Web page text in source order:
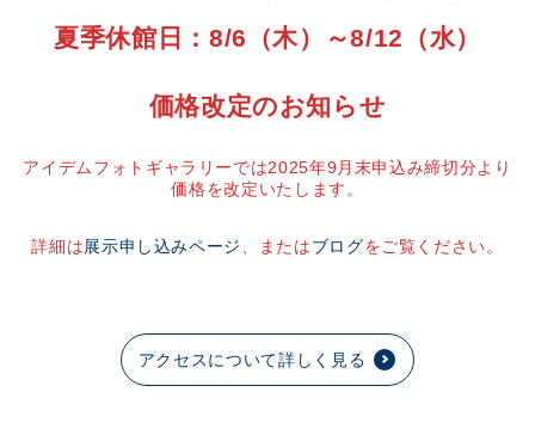
夏季休館日：8/6（木）～8/12（水）
価格改定のお知らせ
アイデムフォトギャラリーでは2025年9月末申込み締切分より
価格を改定いたします。
詳細は展示申し込みページ 、またはブログをご覧ください。
アクセスについて詳しく見る